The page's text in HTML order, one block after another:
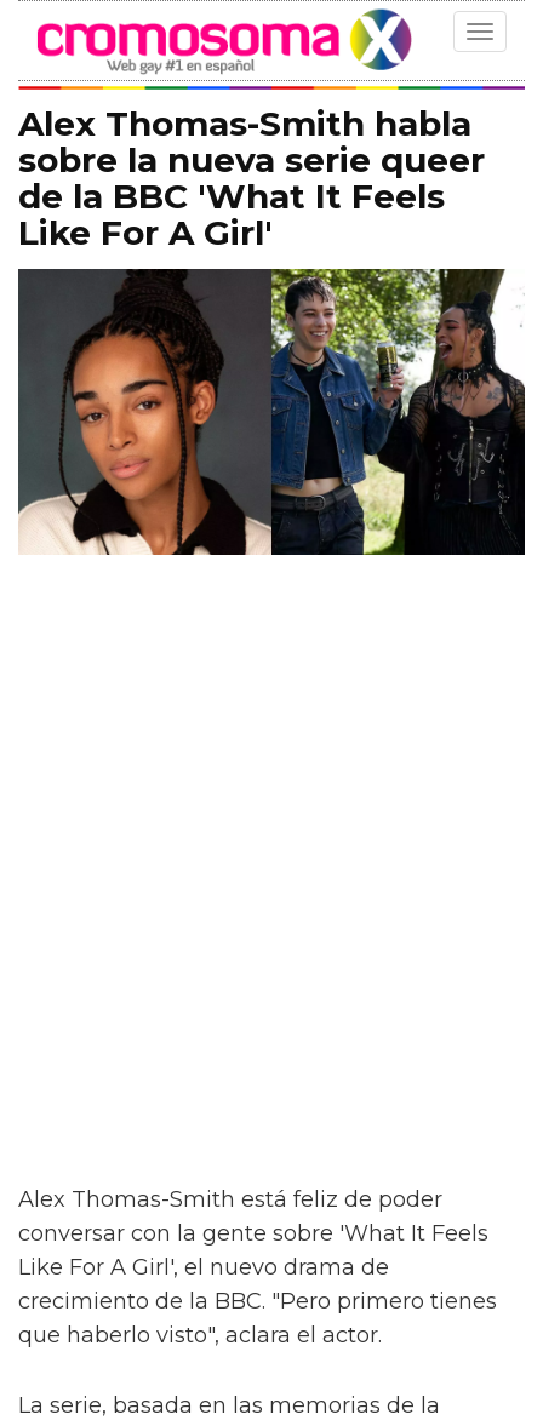
Toggle
Alex Thomas-Smith habla
sobre la nueva serie queer
de la BBC 'What It Feels
Like For A Girl'
Alex Thomas-Smith está feliz de poder
conversar con la gente sobre 'What It Feels
Like For A Girl', el nuevo drama de
crecimiento de la BBC. "Pero primero tienes
que haberlo visto", aclara el actor.
La serie, basada en las memorias de la